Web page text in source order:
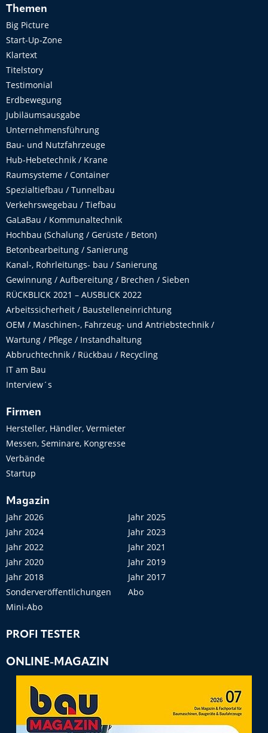
Themen
Big Picture
Start-Up-Zone
Klartext
Titelstory
Testimonial
Erdbewegung
Jubiläumsausgabe
Unternehmensführung
Bau- und Nutzfahrzeuge
Hub-Hebetechnik / Krane
Raumsysteme / Container
Spezialtiefbau / Tunnelbau
Verkehrswegebau / Tiefbau
GaLaBau / Kommunaltechnik
Hochbau (Schalung / Gerüste / Beton)
Betonbearbeitung / Sanierung
Kanal-, Rohrleitungs- bau / Sanierung
Gewinnung / Aufbereitung / Brechen / Sieben
RÜCKBLICK 2021 – AUSBLICK 2022
Arbeitssicherheit / Baustelleneinrichtung
OEM / Maschinen-, Fahrzeug- und Antriebstechnik /
Wartung / Pflege / Instandhaltung
Abbruchtechnik / Rückbau / Recycling
IT am Bau
Interview´s
Firmen
Hersteller, Händler, Vermieter
Messen, Seminare, Kongresse
Verbände
Startup
Magazin
Jahr 2026
Jahr 2025
Jahr 2024
Jahr 2023
Jahr 2022
Jahr 2021
Jahr 2020
Jahr 2019
Jahr 2018
Jahr 2017
Sonderveröffentlichungen
Abo
Mini-Abo
PROFI TESTER
ONLINE-MAGAZIN